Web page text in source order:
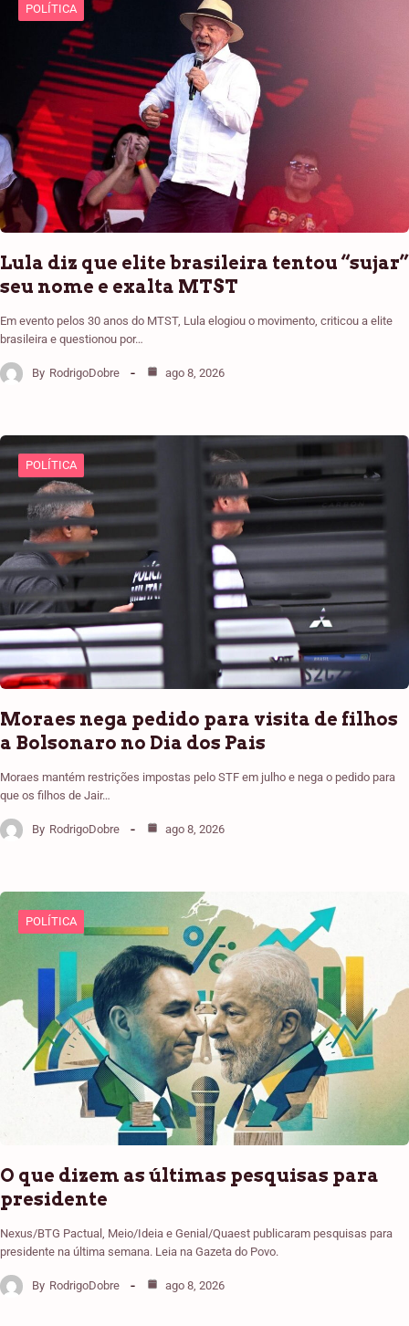
POLÍTICA
Lula diz que elite brasileira tentou “sujar”
seu nome e exalta MTST
Em evento pelos 30 anos do MTST, Lula elogiou o movimento, criticou a elite
brasileira e questionou por…
By RodrigoDobre ago 8, 2026
POLÍTICA
Moraes nega pedido para visita de filhos
a Bolsonaro no Dia dos Pais
Moraes mantém restrições impostas pelo STF em julho e nega o pedido para
que os filhos de Jair…
By RodrigoDobre ago 8, 2026
POLÍTICA
O que dizem as últimas pesquisas para
presidente
Nexus/BTG Pactual, Meio/Ideia e Genial/Quaest publicaram pesquisas para
presidente na última semana. Leia na Gazeta do Povo.
By RodrigoDobre ago 8, 2026